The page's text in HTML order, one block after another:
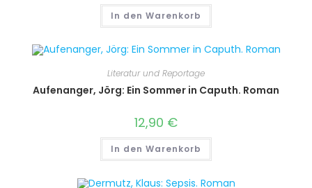
In den Warenkorb
Literatur und Reportage
Aufenanger, Jörg: Ein Sommer in Caputh. Roman
12,90 €
In den Warenkorb